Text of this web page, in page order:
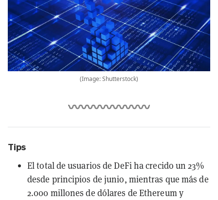
(Image: Shutterstock)
Tips
El total de usuarios de DeFi ha crecido un 23%
desde principios de junio, mientras que más de
2.000 millones de dólares de Ethereum y